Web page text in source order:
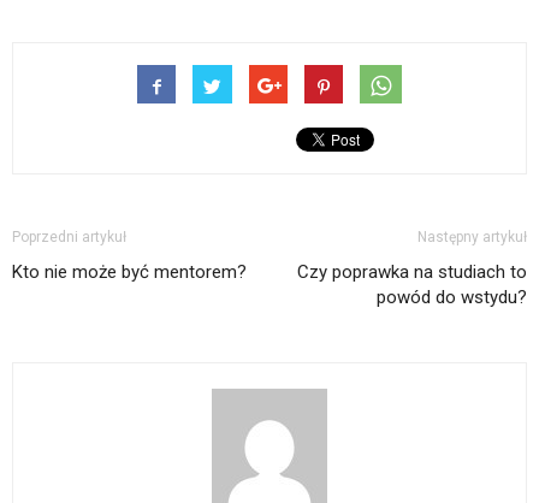
Poprzedni artykuł
Kto nie może być mentorem?
Następny artykuł
Czy poprawka na studiach to
powód do wstydu?